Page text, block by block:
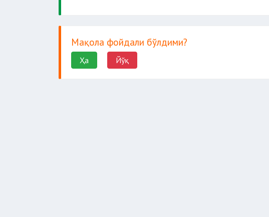
Мақола фойдали бўлдими?
Ҳа Йўқ